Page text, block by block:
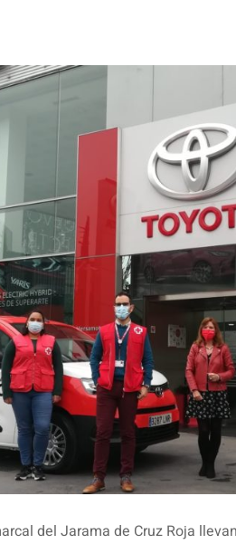
del Jarama de Cruz Roja